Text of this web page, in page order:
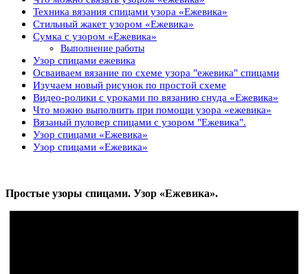
Техника вязания спицами узора «Ежевика»
Стильный жакет узором «Ежевика»
Сумка с узором «Ежевика»
Выполнение работы
Узор спицами ежевика
Осваиваем вязание по схеме узора "ежевика" спицами
Изучаем новый рисунок по простой схеме
Видео-ролики с уроками по вязанию снуда «Ежевика»
Что можно выполнить при помощи узора «ежевика»
Вязаный пуловер спицами с узором "Ежевика".
Узор спицами «Ежевика»
Узор спицами «Ежевика»
Простые узоры спицами. Узор «Ежевика».